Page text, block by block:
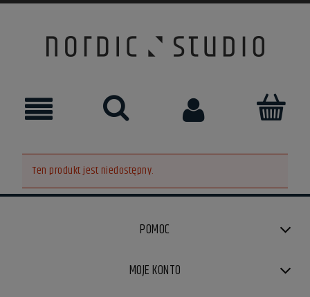
Ten produkt jest niedostępny.
POMOC
MOJE KONTO